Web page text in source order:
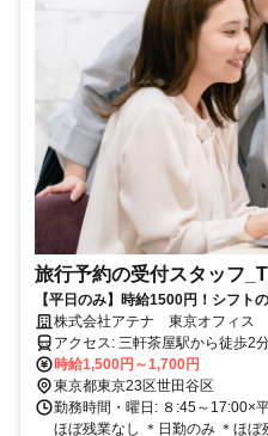
旅行予約の受付スタッフ
【平日のみ】時給1500円！シフ
株式会社アテナ 東京オフィス
アクセス: 三軒茶屋駅から徒歩2
時給1,500円～1,700円
東京都東京23区世田谷区
勤務時間・曜日: ８:45～17:00×
ほぼ残業なし ＊日勤のみ ＊ほぼ